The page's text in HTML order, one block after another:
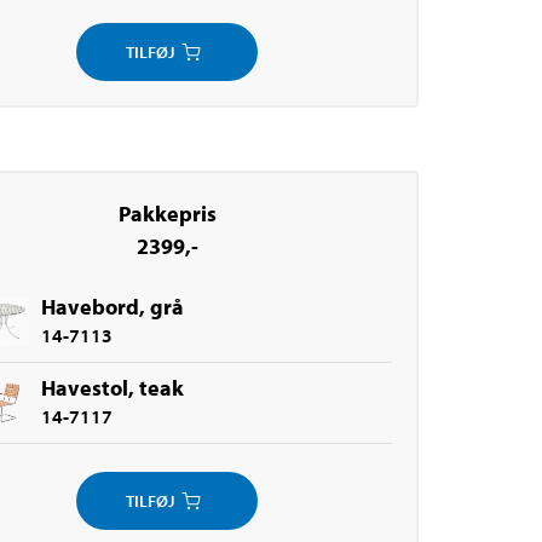
TILFØJ
Pakkepris
2399,-
Havebord, grå
14-7113
Havestol, teak
14-7117
TILFØJ